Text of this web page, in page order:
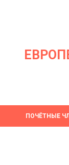
ПОЧЁТНЫЕ